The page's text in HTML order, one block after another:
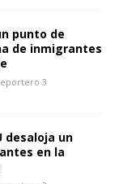
punto de
de inmigrantes
3
desaloja un
en la